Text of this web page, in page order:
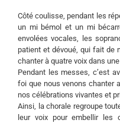
Côté coulisse, pendant les
un mi bémol et un mi
envolées vocales, les
patient et dévoué, qui fait de
chanter à quatre voix dans
Pendant les messes, c’est
foi que nous venons chanter
nos célébrations vivantes et
Ainsi, la chorale regroupe
leur voix pour embellir les